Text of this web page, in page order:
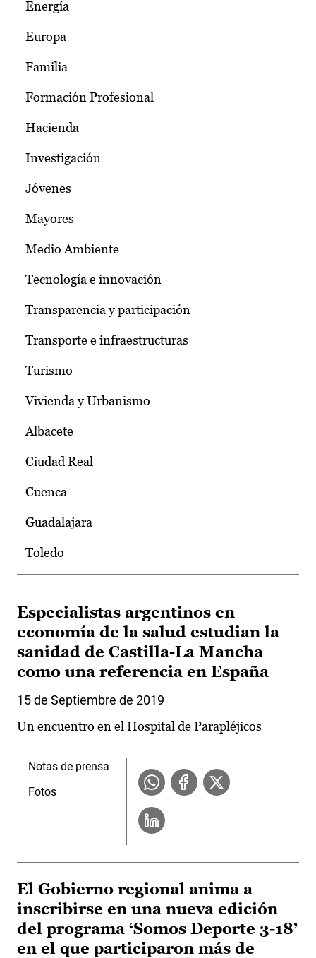
Energía
Europa
Familia
Formación Profesional
Hacienda
Investigación
Jóvenes
Mayores
Medio Ambiente
Tecnología e innovación
Transparencia y participación
Transporte e infraestructuras
Turismo
Vivienda y Urbanismo
Albacete
Ciudad Real
Cuenca
Guadalajara
Toledo
Especialistas argentinos en
economía de la salud estudian la
sanidad de Castilla-La Mancha
como una referencia en España
15 de Septiembre de 2019
Un encuentro en el Hospital de Parapléjicos
Notas de prensa
Fotos
El Gobierno regional anima a
inscribirse en una nueva edición
del programa ‘Somos Deporte 3-18’
en el que participaron más de